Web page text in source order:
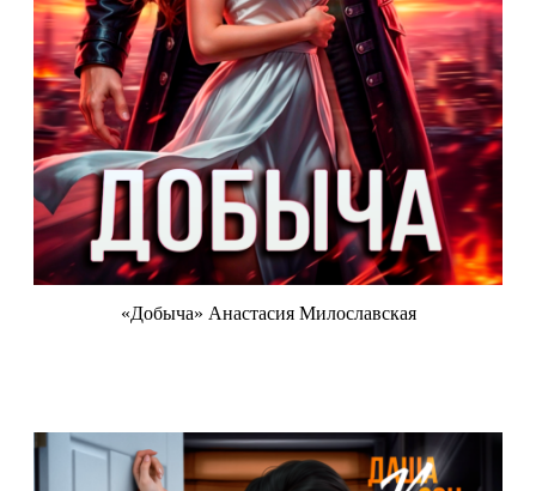
«Добыча» Анастасия Милославская